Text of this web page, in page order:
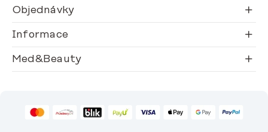
Objednávky
Informace
Med&Beauty